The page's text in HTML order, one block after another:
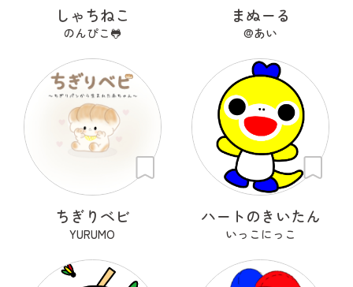
しゃちねこ
のんぴこ🐸
まぬーる
@あい
ちぎりベビ
YURUMO
ハートのきいたん
いっこにっこ